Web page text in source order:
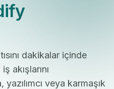
dakikalar içinde
akışlarını
veya karmaşık